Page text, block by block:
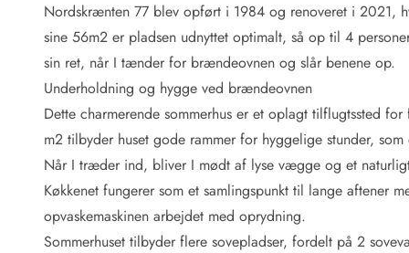
Rengøring
Gavekort
Book tidligt
Lejebetingelser
Vejret i Danmark
Sæsontider
Baderegler
Naturbeskyttelse
Webcam
Fotokonkurrence
Nordskrænten 77 blev opført i 1984 og renoveret i 2021,
sine 56m2 er pladsen udnyttet optimalt, så op til 4
sin ret, når I tænder for brændeovnen og slår benene op.
Underholdning og hygge ved brændeovnen
Dette charmerende sommerhus er et oplagt tilflugtssted
m2 tilbyder huset gode rammer for hyggelige stunder,
Når I træder ind, bliver I mødt af lyse vægge og et
Køkkenet fungerer som et samlingspunkt til lange aftener
opvaskemaskinen arbejdet med oprydning.
Sommerhuset tilbyder flere sovepladser, fordelt på 2